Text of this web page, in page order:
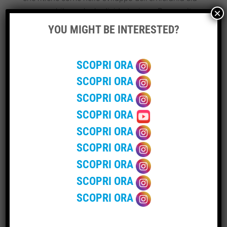
responsabile anche la disidratazione. Bere molta
acqua e mangiare frutta ricca di liquidi potrebbe
concentrazioni di magnesio.
Un discorso molto simile vale per le mandorle,
tradizionalmente una fonte importante di magnesio.
Quest’ultimo sembra importante per rilassare i vasi
sanguigni nella testa, diminuendo quindi la
probabilità di sviluppo dell’emicrania. Insieme alle
mandorle si possono mangiare le albicocche secche,
i legumi e il riso integrale, tutti alimenti con
un’elevata concentrazione di magnesio.
Senza dimenticarsi delle insalate e delle zuppe
contenenti i semi di sesamo. Questi sono ricchi della
vitamina E e aiutano a stabilizzare il livello di alcuni
YOU MIGHT BE INTERESTED?
SCOPRI ORA
SCOPRI ORA
SCOPRI ORA
SCOPRI ORA
SCOPRI ORA
SCOPRI ORA
SCOPRI ORA
SCOPRI ORA
SCOPRI ORA
×